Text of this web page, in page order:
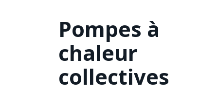
Pompes à
chaleur
collectives